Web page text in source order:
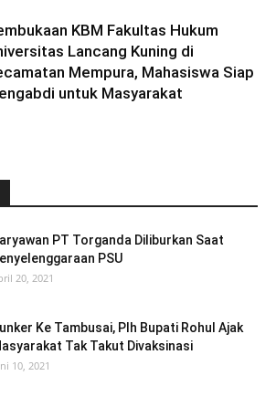
KBM Fakultas Hukum
Lancang Kuning di
Mempura, Mahasiswa Siap
untuk Masyarakat
PT Torganda Diliburkan Saat
PSU
20, 2021
Ke Tambusai, Plh Bupati Rohul Ajak
Tak Takut Divaksinasi
10, 2021